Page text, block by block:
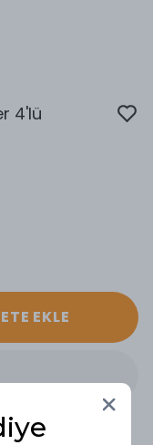
4'lü
EKLE